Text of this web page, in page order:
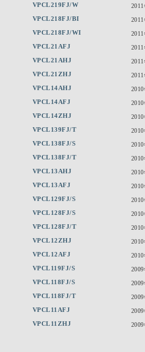
VPCL219FJ/W
VPCL218FJ/BI
VPCL218FJ/WI
VPCL21AFJ
VPCL21AHJ
VPCL21ZHJ
VPCL14AHJ
VPCL14AFJ
VPCL14ZHJ
VPCL139FJ/T
VPCL138FJ/S
VPCL138FJ/T
VPCL13AHJ
VPCL13AFJ
VPCL129FJ/S
VPCL128FJ/S
VPCL128FJ/T
VPCL12ZHJ
VPCL12AFJ
VPCL119FJ/S
VPCL118FJ/S
VPCL118FJ/T
VPCL11AFJ
VPCL11ZHJ